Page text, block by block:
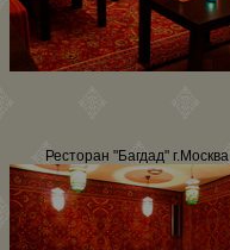
Ресторан "Багдад" г.Москва